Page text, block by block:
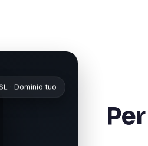
· Dominio tuo